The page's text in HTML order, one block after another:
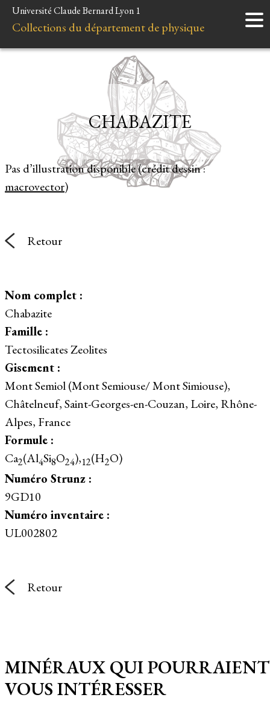
Accueil
Instruments
Liens et ressources
Université Claude Bernard Lyon 1
Collections du département de physique
Pas d’illustration disponible (crédit dessin :
macrovector)
CHABAZITE
Retour
Nom complet :
Chabazite
Famille :
Tectosilicates Zeolites
Gisement :
Mont Semiol (Mont Semiouse/ Mont Simiouse),
Châtelneuf, Saint-Georges-en-Couzan, Loire, Rhône-
Alpes, France
Formule :
Ca2(Al4Si8O24),12(H2O)
Numéro Strunz :
9GD10
Numéro inventaire :
UL002802
Retour
MINÉRAUX QUI POURRAIENT
VOUS INTÉRESSER